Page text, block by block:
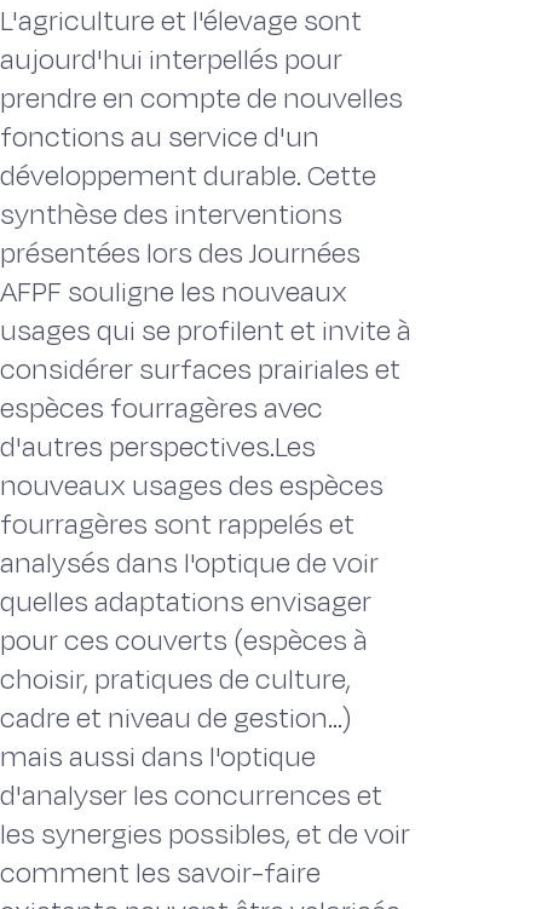
L'agriculture et l'élevage sont
aujourd'hui interpellés pour
prendre en compte de nouvelles
fonctions au service d'un
développement durable. Cette
synthèse des interventions
présentées lors des Journées
AFPF souligne les nouveaux
usages qui se profilent et invite à
considérer surfaces prairiales et
espèces fourragères avec
d'autres perspectives.Les
nouveaux usages des espèces
fourragères sont rappelés et
analysés dans l'optique de voir
quelles adaptations envisager
pour ces couverts (espèces à
choisir, pratiques de culture,
cadre et niveau de gestion...)
mais aussi dans l'optique
d'analyser les concurrences et
les synergies possibles, et de voir
comment les savoir-faire